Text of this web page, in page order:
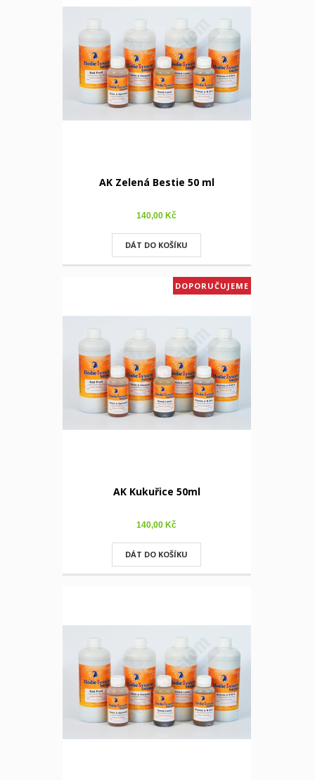
AK Zelená Bestie 50 ml
140,00 Kč
DÁT DO KOŠÍKU
DOPORUČUJEME
AK Kukuřice 50ml
140,00 Kč
DÁT DO KOŠÍKU